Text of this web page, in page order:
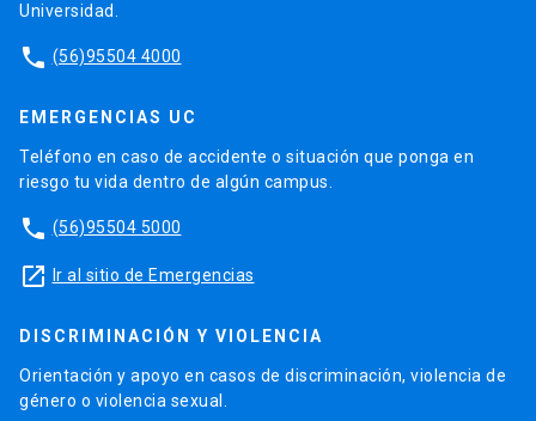
Universidad.
phone (56)95504 4000
EMERGENCIAS UC
Teléfono en caso de accidente o situación que ponga en
riesgo tu vida dentro de algún campus.
phone (56)95504 5000
launch Ir al sitio de Emergencias
DISCRIMINACIÓN Y VIOLENCIA
Orientación y apoyo en casos de discriminación, violencia de
género o violencia sexual.